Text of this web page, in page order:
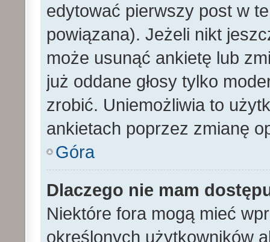
edytować pierwszy post w
powiązana). Jeżeli nikt
może usunąć ankietę lub
już oddane głosy tylko
zrobić. Uniemożliwia to
ankietach poprzez zmianę
Góra
Dlaczego nie mam
Niektóre fora mogą mieć
określonych użytkowników